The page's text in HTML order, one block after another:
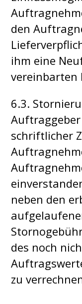
den
ihm eine
vereinbarten
6.3.
schriftlicher
neben den
des noch
zu